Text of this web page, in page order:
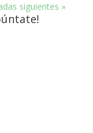
siguientes »